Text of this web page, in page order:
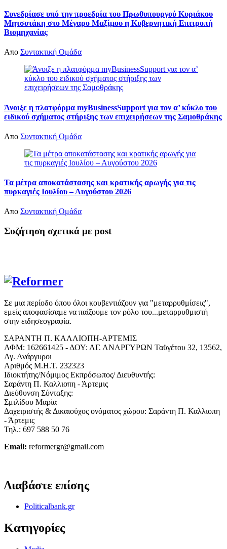
Συνεδρίασε υπό την προεδρία του Πρωθυπουργού Κυριάκου
Μητσοτάκη στο Μέγαρο Μαξίμου η Κυβερνητική Επιτροπή
Βιομηχανίας
Απο Συντακτική Ομάδα
Άνοιξε η πλατφόρμα myBusinessSupport για τον α’ κύκλο του
ειδικού σχήματος στήριξης των επιχειρήσεων της Σαμοθράκης
Απο Συντακτική Ομάδα
Τα μέτρα αποκατάστασης και κρατικής αρωγής για τις
πυρκαγιές Ιουλίου – Αυγούστου 2026
Απο Συντακτική Ομάδα
Συζήτηση σχετικά με post
Σε μια περίοδο όπου όλοι κουβεντιάζουν για "μεταρρυθμίσεις",
εμείς αποφασίσαμε να παίξουμε τον ρόλο του...μεταρρυθμιστή
στην ειδησεογραφία.
ΣΑΡΑΝΤΗ Π. ΚΑΛΛΙΟΠΗ-ΑΡΤΕΜΙΣ
ΑΦΜ: 162661425 - ΔΟΥ: ΑΓ. ΑΝΑΡΓΥΡΩΝ Ταϋγέτου 32, 13562,
Αγ. Ανάργυροι
Αριθμός Μ.Η.Τ. 232323
Ιδιοκτήτης/Νόμιμος Εκπρόσωπος/ Διευθυντής:
Σαράντη Π. Καλλιοπη - Άρτεμις
Διεύθυνση Σύνταξης:
Σμιλίδου Μαρία
Δαχειριστής & Δικαιούχος ονόματος χώρου: Σαράντη Π. Καλλιοπη
- Άρτεμις
Τηλ.: 697 588 50 76
Email: reformergr@gmail.com
Διαβάστε επίσης
Politicalbank.gr
Κατηγορίες